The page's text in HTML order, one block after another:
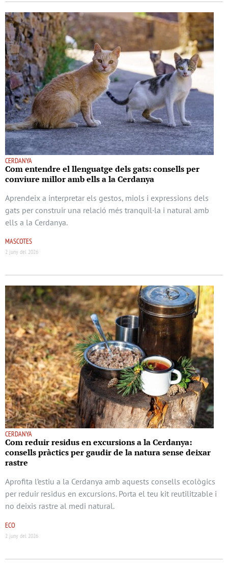
CERDANYA
Com entendre el llenguatge dels gats: consells per
conviure millor amb ells a la Cerdanya
Aprendeix a interpretar els gestos, miols i expressions dels
gats per construir una relació més tranquil·la i natural amb
ells a la Cerdanya.
MASCOTES
2 juny del 2026
CERDANYA
Com reduir residus en excursions a la Cerdanya:
consells pràctics per gaudir de la natura sense deixar
rastre
Aprofita l’estiu a la Cerdanya amb aquests consells ecològics
per reduir residus en excursions. Porta el teu kit reutilitzable i
no deixis rastre al medi natural.
ECO
2 juny del 2026